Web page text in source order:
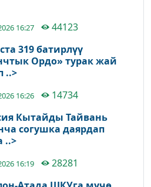
16:27
44123
319 батирлүү
Ордо» турак жай
..>
16:26
14734
Кытайды Тайвань
согушка даярдап
..>
16:19
28281